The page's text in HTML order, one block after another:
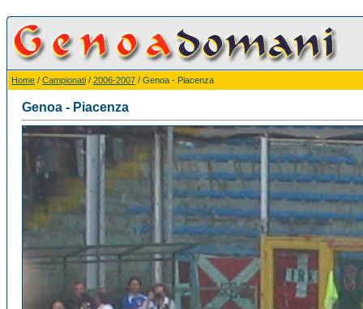
Home / Campionati / 2006-2007 / Genoa - Piacenza
Genoa - Piacenza